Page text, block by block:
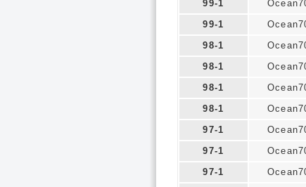
99-1
99-1
98-1
98-1
98-1
98-1
97-1
97-1
97-1